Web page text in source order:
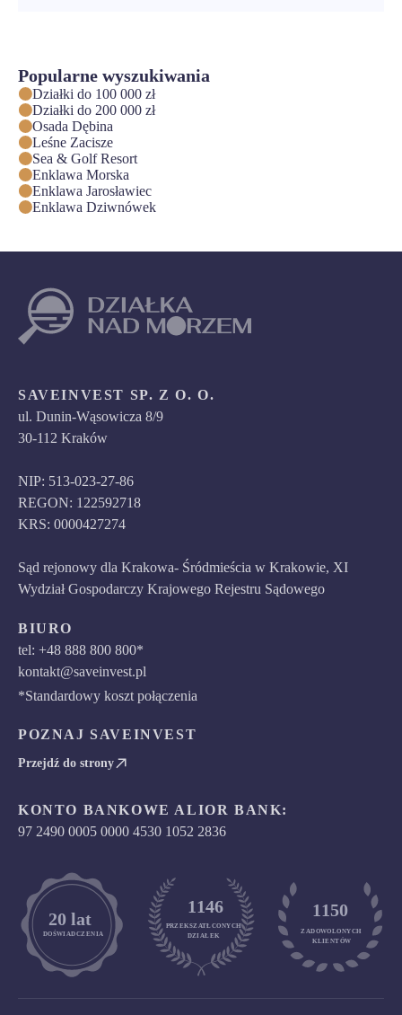
Popularne wyszukiwania
Działki do 100 000 zł
Działki do 200 000 zł
Osada Dębina
Leśne Zacisze
Sea & Golf Resort
Enklawa Morska
Enklawa Jarosławiec
Enklawa Dziwnówek
SAVEINVEST SP. Z O. O.
ul. Dunin-Wąsowicza 8/9
30-112 Kraków
NIP: 513-023-27-86
REGON: 122592718
KRS: 0000427274
Sąd rejonowy dla Krakowa- Śródmieścia w Krakowie, XI
Wydział Gospodarczy Krajowego Rejestru Sądowego
BIURO
tel: +48 888 800 800*
kontakt@saveinvest.pl
*Standardowy koszt połączenia
POZNAJ SAVEINVEST
Przejdź do strony
KONTO BANKOWE ALIOR BANK:
97 2490 0005 0000 4530 1052 2836
DOŚWIADCZENIA
	20 lat
1146
PRZEKSZATŁCONYCH
DZIAŁEK
1150
ZADOWOLONYCH
KLIENTÓW